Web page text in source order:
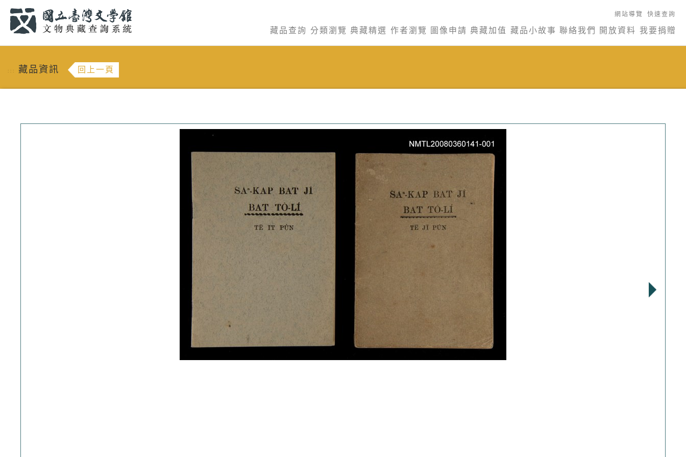
網站導覽 快速查詢
藏品查詢 分類瀏覽 典藏精選 作者瀏覽 圖像申請 典藏加值 藏品小故事 聯絡我們 開放資料 我要捐贈
::: 藏品資訊 回上一頁